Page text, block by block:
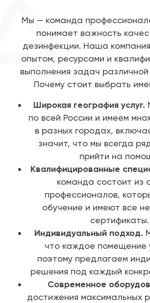
Мы — команда
понимает важность
дезинфекции. Наша
опытом, ресурсами и
выполнения задач
Почему стоит выбрать
Широкая география услуг.
по всей России и имеем
в разных городах,
значит, что мы всегда
прийти на
Квалифицированные
команда состоит из
профессионалов,
обучение и имеют все
сертификаты.
Индивидуальный подход.
что каждое помещение
поэтому предлагаем
решения под каждый
Современное
достижения максимальных